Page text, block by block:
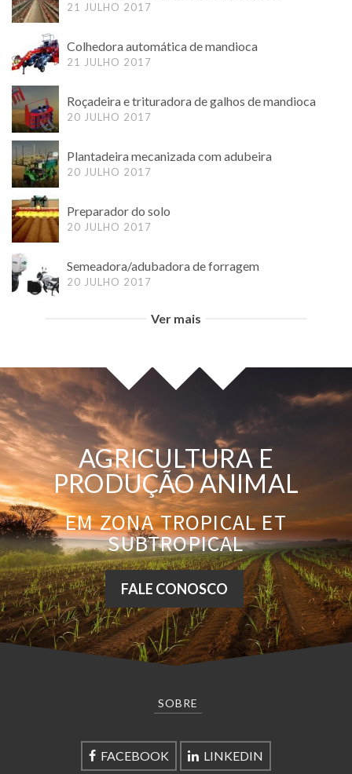
21 JULHO 2017
Colhedora automática de mandioca
21 JULHO 2017
Roçadeira e trituradora de galhos de mandioca
20 JULHO 2017
Plantadeira mecanizada com adubeira
20 JULHO 2017
Preparador do solo
20 JULHO 2017
Semeadora/adubadora de forragem
20 JULHO 2017
Ver mais
AGRICULTURA E
PRODUÇÃO ANIMAL
EM ZONA TROPICAL ET
SUBTROPICAL
FALE CONOSCO
SOBRE
FACEBOOK LINKEDIN